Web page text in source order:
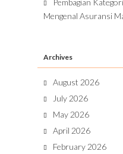
Pembagian
Mengenal Asuransi
Archives
August 2026
July 2026
May 2026
April 2026
February 2026